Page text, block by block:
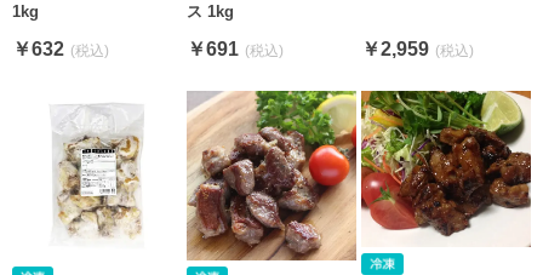
1kg
￥632
ス 1kg
￥691 ￥2,959